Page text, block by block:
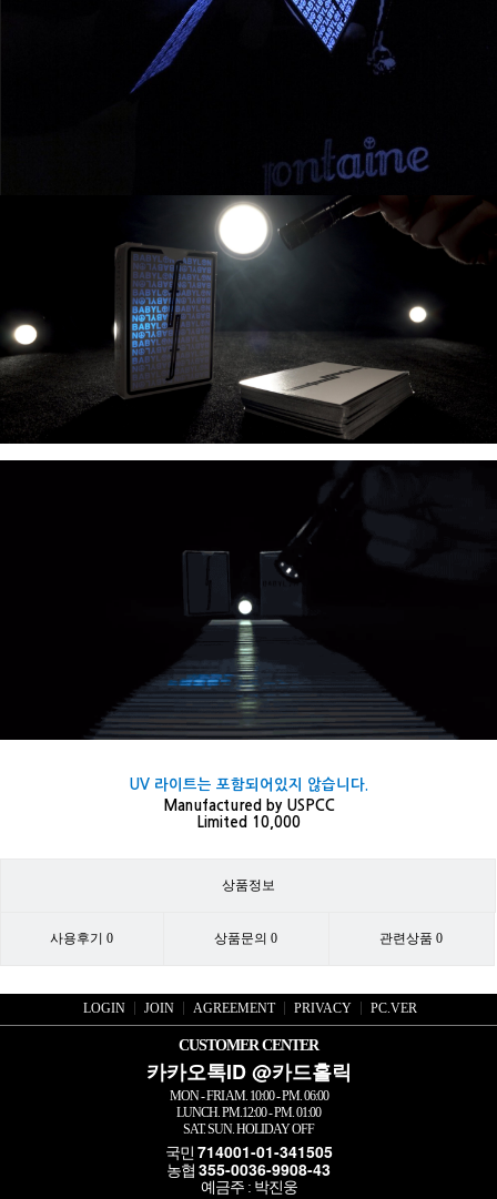
UV 라이트는 포함되어있지 않습니다.
Manufactured by USPCC
Limited 10,000
상품정보
사용후기0 상품문의0 관련상품0
LOGIN JOIN AGREEMENT PRIVACY PC.VER
CUSTOMER CENTER
카카오톡ID @카드홀릭
MON - FRI AM. 10:00 - PM. 06:00
LUNCH. PM.12:00 - PM. 01:00
SAT. SUN. HOLIDAY OFF
국민 714001-01-341505
농협 355-0036-9908-43
예금주 : 박진웅